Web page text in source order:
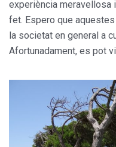
experiència meravellosa
fet. Espero que
la societat en general a
Afortunadament, es pot